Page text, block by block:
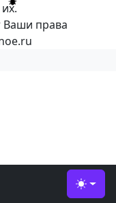
Ваши права